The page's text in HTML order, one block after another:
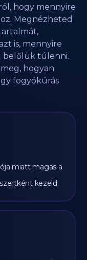
hogy mennyire
Megnézheted
is, mennyire
belőlük túlenni.
hogyan
fogyókúrás
miatt magas a
kezeld.